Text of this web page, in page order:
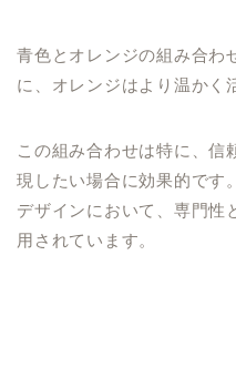
青色とオレンジの組み合わ
に、オレンジはより温かく
この組み合わせは特に、信
現したい場合に効果的です
デザインにおいて、専門性
用されています。